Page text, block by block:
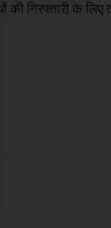
गिरफ्तारी के